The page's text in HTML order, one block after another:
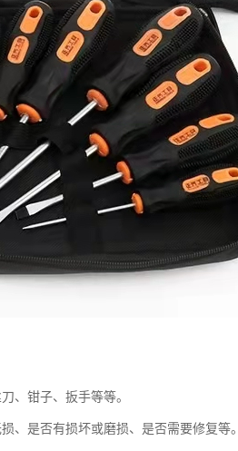
、钳子、扳手等等。
、是否有损坏或磨损、是否需要修复等。